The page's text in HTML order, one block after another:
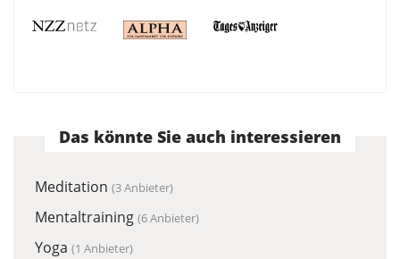
Das könnte Sie auch interessieren
Meditation (3 Anbieter)
Mentaltraining (6 Anbieter)
Yoga (1 Anbieter)